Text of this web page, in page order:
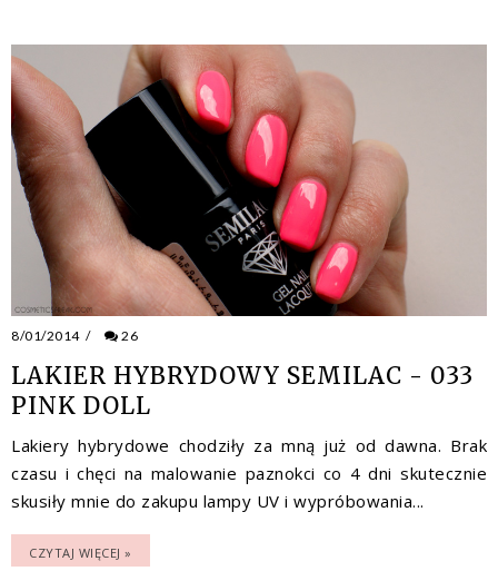
8/01/2014 / 26
LAKIER HYBRYDOWY SEMILAC - 033
PINK DOLL
Lakiery hybrydowe chodziły za mną już od dawna. Brak
czasu i chęci na malowanie paznokci co 4 dni skutecznie
skusiły mnie do zakupu lampy UV i wypróbowania...
CZYTAJ WIĘCEJ »